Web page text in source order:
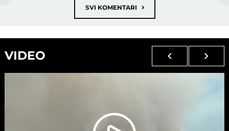
SVI KOMENTARI ›
VIDEO